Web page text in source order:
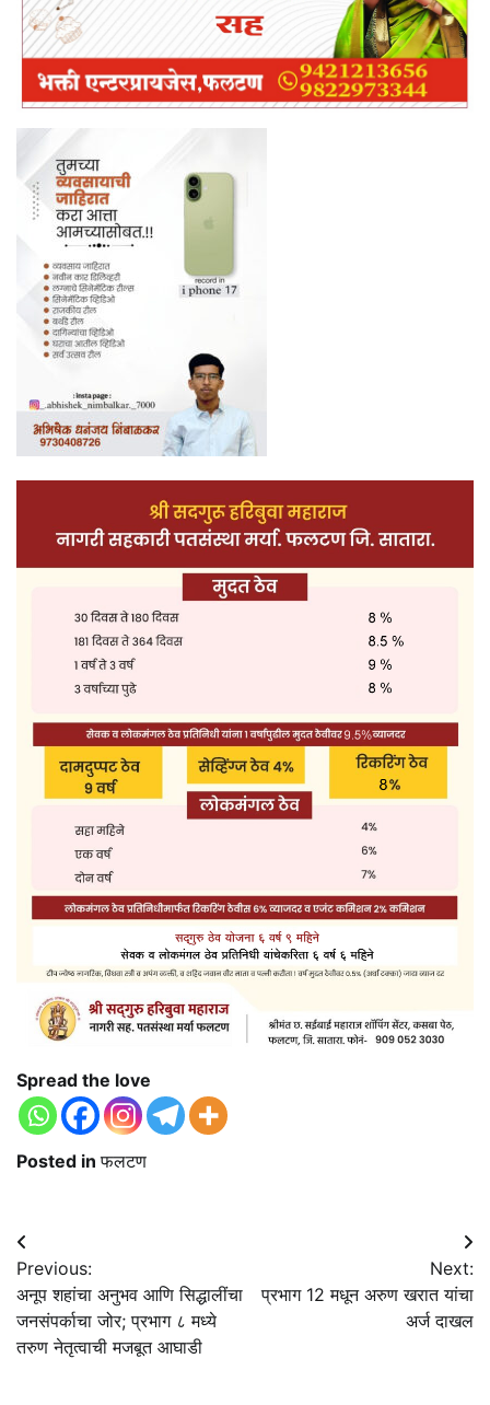
Spread the love
Posted inफलटण
Post
navigation
Previous:
अनूप शहांचा अनुभव आणि सिद्धालींचा
जनसंपर्काचा जोर; प्रभाग ८ मध्ये
तरुण नेतृत्वाची मजबूत आघाडी
Next:
प्रभाग 12 मधून अरुण खरात यांचा
अर्ज दाखल